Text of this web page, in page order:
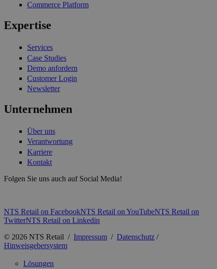
Commerce Platform
Expertise
Services
Case Studies
Demo anfordern
Customer Login
Newsletter
Unternehmen
Über uns
Verantwortung
Karriere
Kontakt
Folgen Sie uns auch auf Social Media!
NTS Retail on FacebookNTS Retail on YouTubeNTS Retail on
TwitterNTS Retail on Linkedin
© 2026 NTS Retail / Impressum / Datenschutz /
Hinweisgebersystem
Lösungen